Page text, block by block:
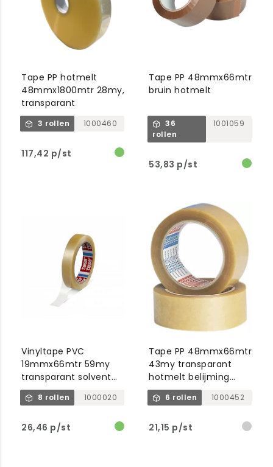
Tape PP hotmelt
48mmx1800mtr 28my,
transparant
3 rollen 1000460
117,42 p/st
Tape PP 48mmx66mtr
bruin hotmelt
36
rollen
1001059
53,83 p/st
Vinyltape PVC
19mmx66mtr 59my
transparant solvent
belijming, tesa 4204
8 rollen 1000020
26,46 p/st
Tape PP 48mmx66mtr
43my transparant
hotmelt belijming
tesa 58500
6 rollen 1000452
21,15 p/st